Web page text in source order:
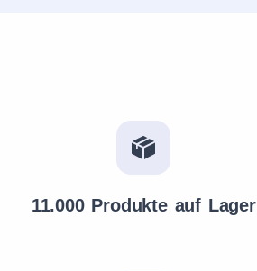
11.000 Produkte auf Lager